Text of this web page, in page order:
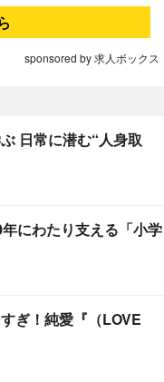
sponsored by 求人ボックス
日常に潜む“人身取
にわたり支える「小学
ぎ！純愛『（LOVE